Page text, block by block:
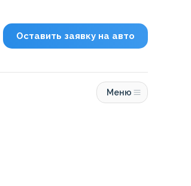
Оставить заявку на авто
Меню